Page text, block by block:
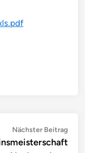
Nächster BeitragNext